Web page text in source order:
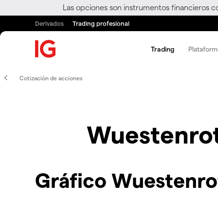
Las opciones son instrumentos financieros
Derivados Trading profesional
Trading
Cotización de acciones
Gráfico